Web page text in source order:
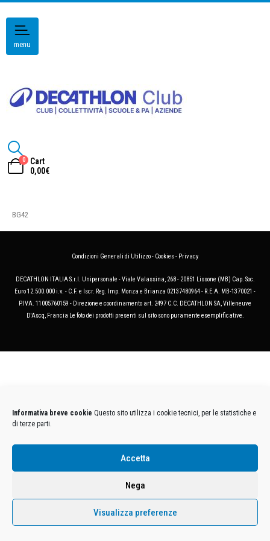
Informativa breve cookie Questo sito utilizza i cookie tecnici, per le statistiche e
di terze parti.
Accetta
Nega
Visualizza preferenze
menu
0
Cart
0,00€
BG42
Condizioni Generali di Utilizzo- Cookies- Privacy
DECATHLON ITALIA S.r.l. Unipersonale - Viale Valassina, 268 - 20851 Lissone (MB) Cap. Soc.
Euro 12.500.000 i.v. - C.F. e Iscr. Reg. Imp. Monza e Brianza 02137480964 - R.E.A. MB-1370021 -
P.IVA. 11005760159 - Direzione e coordinamento art. 2497 C.C. DECATHLON SA, Villeneuve
D'Ascq, Francia Le foto dei prodotti presenti sul sito sono puramente esemplificative.